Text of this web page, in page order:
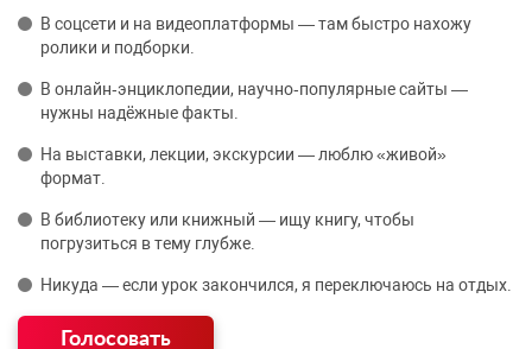
В соцсети и на видеоплатформы — там быстро нахожу
ролики и подборки.
В онлайн‑энциклопедии, научно‑популярные сайты —
нужны надёжные факты.
На выставки, лекции, экскурсии — люблю «живой»
формат.
В библиотеку или книжный — ищу книгу, чтобы
погрузиться в тему глубже.
Никуда — если урок закончился, я переключаюсь на отдых.